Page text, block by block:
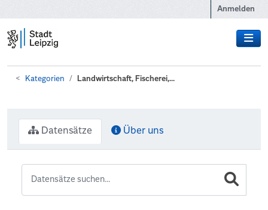
Anmelden
Kategorien Landwirtschaft, Fischerei,...
Datensätze Über uns